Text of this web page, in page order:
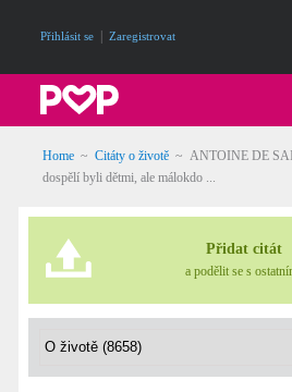
Přihlásit se Zaregistrovat
Home ~ Citáty o životě ~ ANTOINE DE
dospělí byli dětmi, ale málokdo ...
Přidat citát
a podělit se s